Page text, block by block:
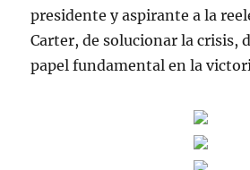
presidente y aspirante a la
Carter, de solucionar la crisis,
papel fundamental en la